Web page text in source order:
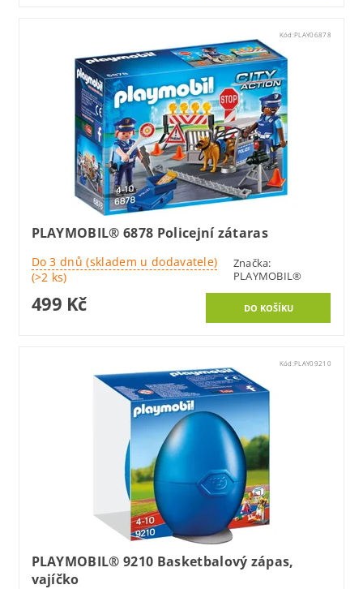
Kód:PLAY06878
PLAYMOBIL® 6878 Policejní zátaras
Do 3 dnů (skladem u dodavatele)
(>2 ks)
Značka:
PLAYMOBIL®
499 Kč
Kód:PLAY09210
PLAYMOBIL® 9210 Basketbalový zápas,
vajíčko